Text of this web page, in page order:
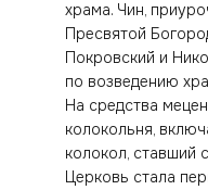
храма. Чин,
Пресвятой
Покровский и
по возведению
На средства
колокольня,
колокол, ставший
Церковь стала